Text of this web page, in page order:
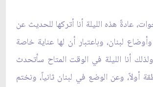
عادةً هذه الليلة أنا أتركها للحديث عن
لبنان، وباعتبار أن لها عناية خاصة
أنا الليلة في الوقت المتاح سأتحدث
أولاً، وعن الوضع في لبنان ثانياً، ونختم